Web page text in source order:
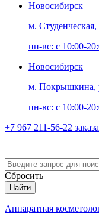
Новосибирск
м.
пн-вс: с 10:00-
Новосибирск
м. Покрышкина,
пн-вс: с 10:00-
+7 967 211-56-22
Сбросить
Найти
Аппаратная